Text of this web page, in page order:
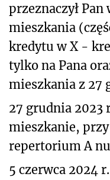
przeznaczył Pan
mieszkania
kredytu w X -
tylko na Pana
mieszkania z 27
27 grudnia 2023
mieszkanie,
repertorium A
5 czerwca 2024